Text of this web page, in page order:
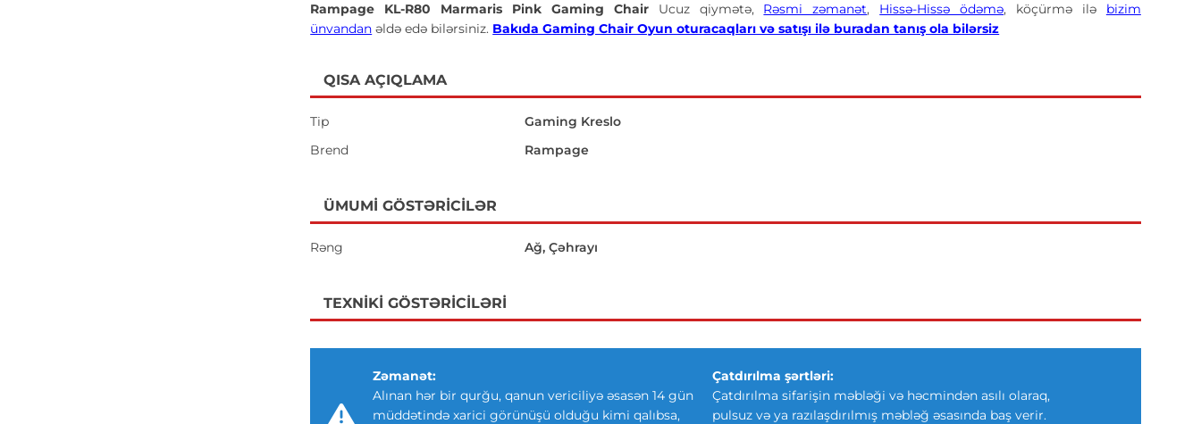
Rampage KL-R80 Marmaris Pink Gaming Chair Ucuz qiymətə, Rəsmi zəmanət, Hissə-Hissə ödəmə, köçürmə ilə bizim
ünvandan əldə edə bilərsiniz. Bakıda Gaming Chair Oyun oturacaqları və satışı ilə buradan tanış ola bilərsiz
QISA AÇIQLAMA
Tip
Gaming Kreslo
Brend
Rampage
ÜMUMI GÖSTƏRICILƏR
Rəng Ağ, Çəhrayı
TEXNIKI GÖSTƏRICILƏRI
Zəmanət:
Alınan hər bir qurğu, qanun vericiliyə əsasən 14 gün
müddətində xarici görünüşü olduğu kimi qalıbsa,
Çatdırılma şərtləri:
Çatdırılma sifarişin məbləği və həcmindən asılı olaraq,
pulsuz və ya razılaşdırılmış məbləğ əsasında baş verir.